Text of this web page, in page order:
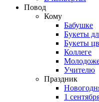
Повод
Кому
Бабушке
Букеты
Букеты
Коллеге
Учителю
Праздник
1